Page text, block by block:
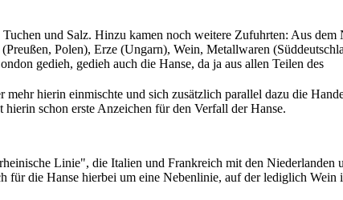
und Salz. Hinzu kamen noch weitere Zufuhrten: Aus
Polen), Erze (Ungarn), Wein, Metallwaren
gedieh, gedieh auch die Hanse, da ja aus allen Teilen des
mehr hierin einmischte und sich zusätzlich parallel dazu die
schon erste Anzeichen für den Verfall der Hanse.
Linie", die Italien und Frankreich mit den
für die Hanse hierbei um eine Nebenlinie, auf der lediglich